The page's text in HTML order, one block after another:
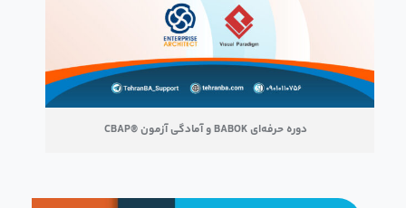
دوره حرفه‌ای BABOK و آمادگی آزمون ®CBAP